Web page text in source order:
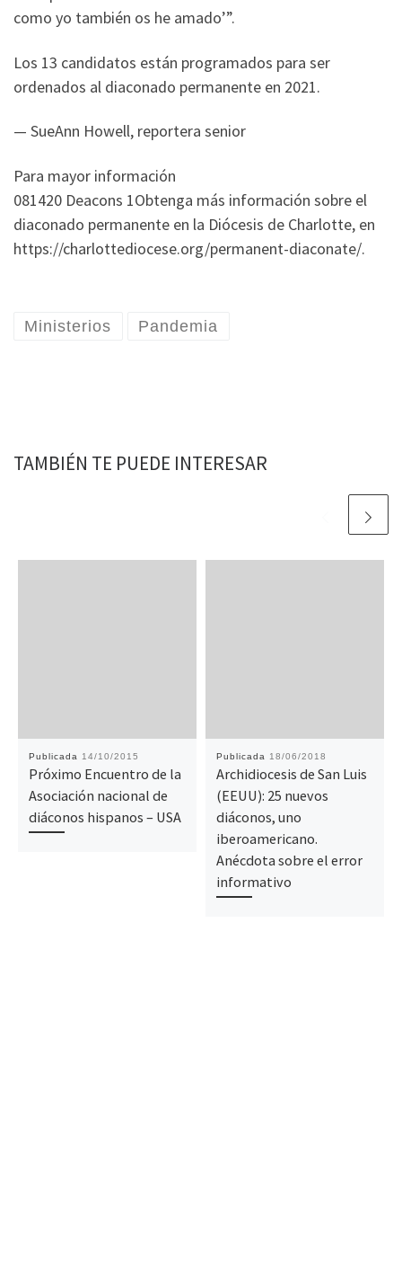
como yo también os he amado’”.
Los 13 candidatos están programados para ser
ordenados al diaconado permanente en 2021.
— SueAnn Howell, reportera senior
Para mayor información
081420 Deacons 1Obtenga más información sobre el
diaconado permanente en la Diócesis de Charlotte, en
https://charlottediocese.org/permanent-diaconate/.
Ministerios Pandemia
TAMBIÉN TE PUEDE INTERESAR
Publicada 14/10/2015
Próximo Encuentro de la
Asociación nacional de
diáconos hispanos – USA
Publicada 18/06/2018
Archidiocesis de San Luis
(EEUU): 25 nuevos
diáconos, uno
iberoamericano.
Anécdota sobre el error
informativo